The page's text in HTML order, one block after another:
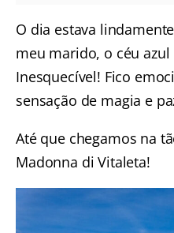
O dia estava
meu marido, o céu
Inesquecível! Fico
sensação de magia e
Até que chegamos na
Madonna di Vitaleta!